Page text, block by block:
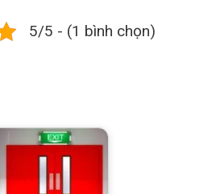
5/5 - (1 bình chọn)